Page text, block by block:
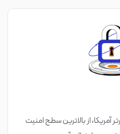
آمریکا، از بالاترین سطح امنیت